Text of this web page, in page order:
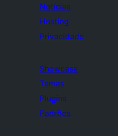
Notícias
Hosting
Privacidade
Showcase
Temas
Plugins
Padrões